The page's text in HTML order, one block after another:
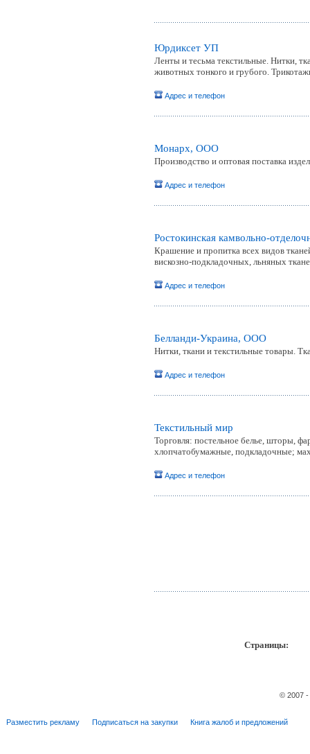
Юрдиксет УП
Ленты и тесьма текстильные. Нитки,
животных тонкого и грубого.
Адрес и телефон
Монарх, ООО
Производство и оптовая поставка
Адрес и телефон
Ростокинская камвольно-
Крашение и пропитка всех видов
вискозно-подкладочных, льняных
Адрес и телефон
Белланди-Украина, ООО
Нитки, ткани и текстильные товары.
Адрес и телефон
Текстильный мир
Торговля: постельное белье, шторы,
хлопчатобумажные, подкладочные;
Адрес и телефон
Страницы:
© 2007
Разместить рекламу Подписаться на закупки Книга жалоб и предложений